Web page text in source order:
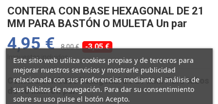
CONTERA CON BASE HEXAGONAL DE 21
MM PARA BASTÓN O MULETA Un par
4,95 €8,00 € -3,05 €
Impuestos incluidos
Contera con base hexagonal de 21 mm. Para tubos
de 16 mm. Un par.
Este sitio web utiliza cookies propias y de terceros para
mejorar nuestros servicios y mostrarle publicidad
relacionada con sus preferencias mediante el análisis de
sus hábitos de navegación. Para dar su consentimiento
sobre su uso pulse el botón Acepto.